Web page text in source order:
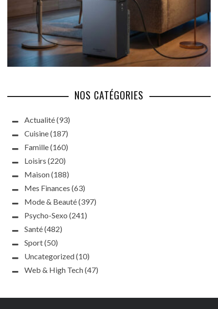
NOS CATÉGORIES
Actualité(93)
Cuisine(187)
Famille(160)
Loisirs (220)
Maison(188)
Mes Finances (63)
Mode & Beauté(397)
Psycho-Sexo (241)
Santé(482)
Sport(50)
Uncategorized(10)
Web & High Tech(47)